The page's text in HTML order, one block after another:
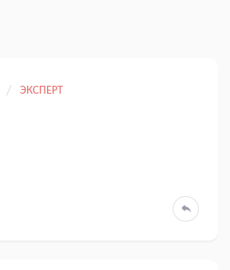
ЭКСПЕРТ